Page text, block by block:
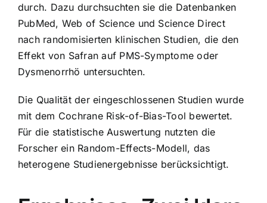
durch. Dazu durchsuchten sie die Datenbanken
PubMed, Web of Science und Science Direct
nach randomisierten klinischen Studien, die den
Effekt von Safran auf PMS-Symptome oder
Dysmenorrhö untersuchten.
Die Qualität der eingeschlossenen Studien wurde
mit dem Cochrane Risk-of-Bias-Tool bewertet.
Für die statistische Auswertung nutzten die
Forscher ein Random-Effects-Modell, das
heterogene Studienergebnisse berücksichtigt.